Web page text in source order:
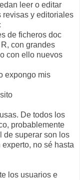
leer o editar
revisas y editoriales
de ficheros doc
con grandes
con ello nuevos
expongo mis
De todos los
probablemente
de superar son los
no sé hasta
los usuarios e